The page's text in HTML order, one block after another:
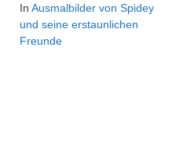
In Ausmalbilder von Spidey
und seine erstaunlichen
Freunde